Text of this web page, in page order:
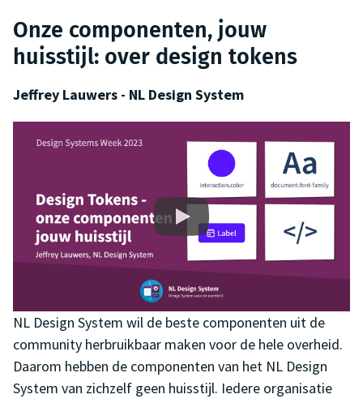
Onze componenten, jouw
huisstijl: over design tokens
Jeffrey Lauwers - NL Design System
NL Design System wil de beste componenten uit de
community herbruikbaar maken voor de hele overheid.
Daarom hebben de componenten van het NL Design
System van zichzelf geen huisstijl. Iedere organisatie